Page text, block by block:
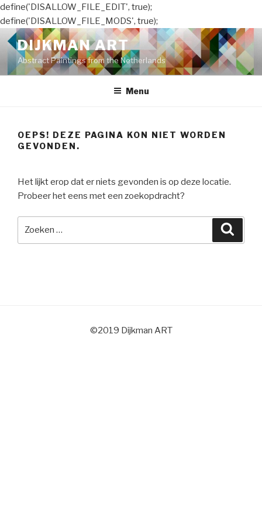
define('DISALLOW_FILE_EDIT', true);
define('DISALLOW_FILE_MODS', true);
Naar
de
inhoud
springen
DIJKMAN ART
Abstract Paintings from the Netherlands
Menu
OEPS! DEZE PAGINA KON NIET WORDEN
GEVONDEN.
Het lijkt erop dat er niets gevonden is op deze locatie.
Probeer het eens met een zoekopdracht?
©2019 Dijkman ART